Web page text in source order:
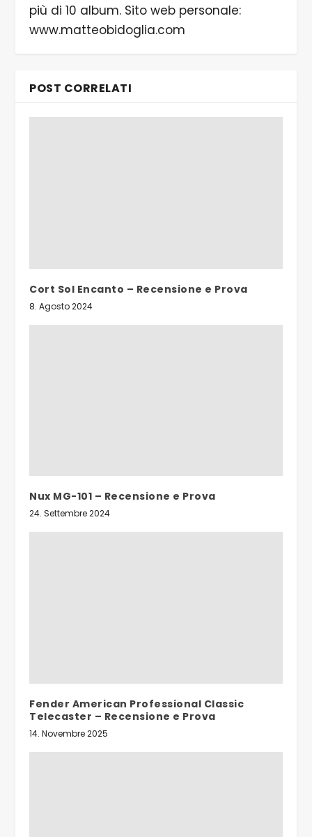
più di 10 album. Sito web personale:
www.matteobidoglia.com
POST CORRELATI
Cort Sol Encanto – Recensione e Prova
8. Agosto 2024
Nux MG-101 – Recensione e Prova
24. Settembre 2024
Fender American Professional Classic
Telecaster – Recensione e Prova
14. Novembre 2025